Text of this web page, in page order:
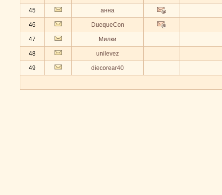
45 анна
46 DuequeCon
47 Милки
48 unilevez
49 diecorear40